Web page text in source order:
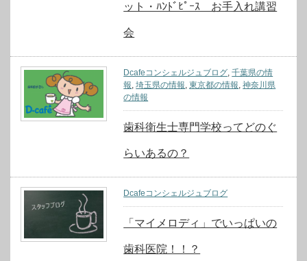
ット・ﾊﾝﾄﾞﾋﾟｰｽ お手入れ講習
会
Dcafeコンシェルジュブログ,千葉県の情
報,埼玉県の情報,東京都の情報,神奈川県
の情報
歯科衛生士専門学校ってどのぐ
らいあるの？
Dcafeコンシェルジュブログ
「マイメロディ」でいっぱいの
歯科医院！！？